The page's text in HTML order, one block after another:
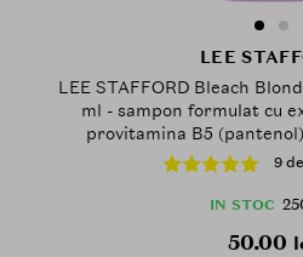
LEE
LEE STAFFORD Bleach
ml - sampon formulat cu
provitamina B5
curatarea scalpului si
ton rece al parului blond
9
IN STOC
50.00